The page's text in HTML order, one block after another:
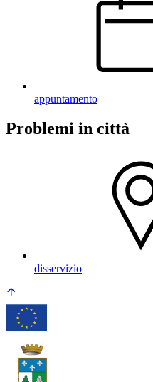
appuntamento
Problemi in città
disservizio